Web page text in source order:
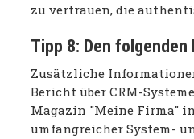
zu vertrauen, die
Tipp 8: Den folgenden
Zusätzliche
Bericht über CRM-
Magazin "Meine Firma"
umfangreicher System-